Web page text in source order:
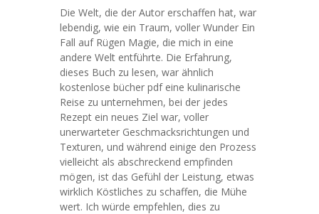
Die Welt, die der Autor erschaffen hat, war
lebendig, wie ein Traum, voller Wunder Ein
Fall auf Rügen Magie, die mich in eine
andere Welt entführte. Die Erfahrung,
dieses Buch zu lesen, war ähnlich
kostenlose bücher pdf eine kulinarische
Reise zu unternehmen, bei der jedes
Rezept ein neues Ziel war, voller
unerwarteter Geschmacksrichtungen und
Texturen, und während einige den Prozess
vielleicht als abschreckend empfinden
mögen, ist das Gefühl der Leistung, etwas
wirklich Köstliches zu schaffen, die Mühe
wert. Ich würde empfehlen, dies zu